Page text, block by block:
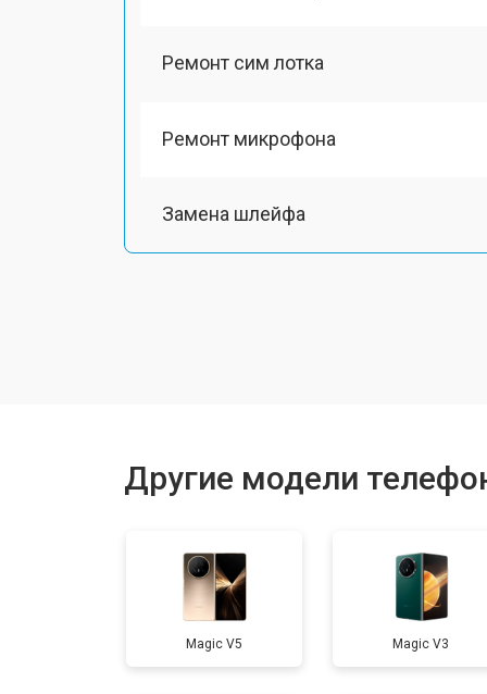
Ремонт сим лотка
Ремонт микрофона
Замена шлейфа
Замена дисплея (экрана)
Замена аккумулятора
Другие модели
Magic V5 Magic V3